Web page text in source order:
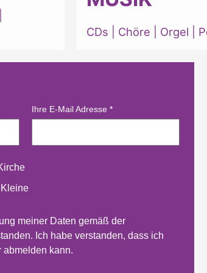
CDs Chöre Orgel
Ihre E-Mail Adresse *
meiner Daten gemäß der
Ich habe verstanden, dass ich
abmelden kann.